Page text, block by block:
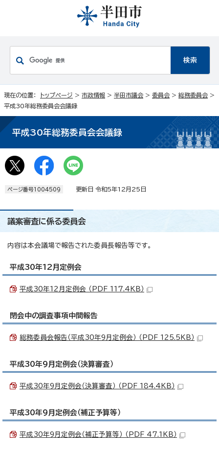
現在の位置： トップページ > 市政情報 > 半田市議会 > 委員会 > 総務委員会 >
平成30年総務委員会会議録
平成30年総務委員会会議録
ページ番号1004509 更新日 令和5年12月25日
議案審査に係る委員会
内容は本会議場で報告された委員長報告等です。
平成30年12月定例会
平成30年12月定例会 （PDF 117.4KB）
閉会中の調査事項中間報告
総務委員会報告（平成30年9月定例会） （PDF 125.5KB）
平成30年9月定例会（決算審査）
平成30年9月定例会（決算審査） （PDF 184.4KB）
平成30年9月定例会（補正予算等）
平成30年9月定例会（補正予算等） （PDF 47.1KB）